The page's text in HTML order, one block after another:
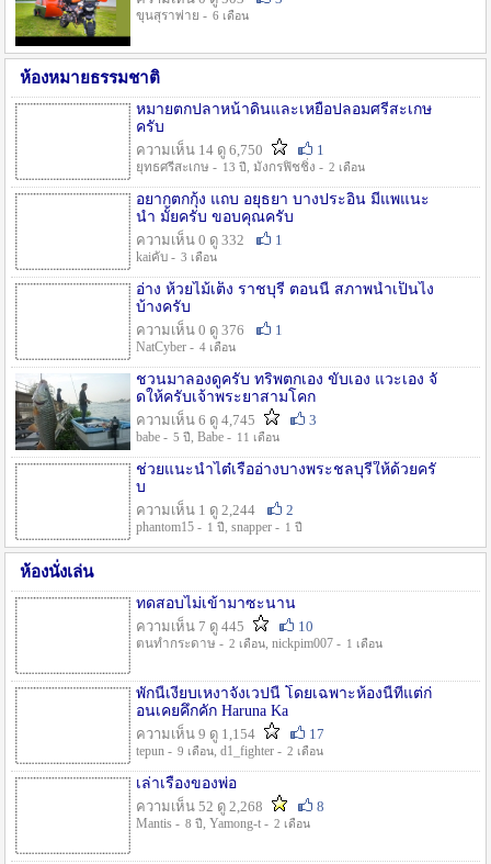
ขุนสุราพ่าย - 6 เดือน
ห้องหมายธรรมชาติ
หมายตกปลาหน้าดินและเหยื่อปลอมศรีสะเกษ
ครับ
ความเห็น 14 ดู 6,750
1
ยุทธศรีสะเกษ - 13 ปี , มังกรฟิชชิ่ง - 2 เดือน
อยากตกกุ้ง แถบ อยุธยา บางประอิน มีแพแนะ
นำ มั้ยครับ ขอบคุณครับ
ความเห็น 0 ดู 332
1
kaiคับ - 3 เดือน
อ่าง ห้วยไม้เต็ง ราชบุรี ตอนนี้ สภาพน้ำเป็นไง
บ้างครับ
ความเห็น 0 ดู 376
1
NatCyber - 4 เดือน
ชวนมาลองดูครับ ทริพตกเอง ขับเอง แวะเอง จั
ดให้ครับเจ้าพระยาสามโคก
ความเห็น 6 ดู 4,745
3
babe - 5 ปี , Babe - 11 เดือน
ช่วยแนะนำไต๋เรืออ่างบางพระชลบุรีให้ด้วยครั
บ
ความเห็น 1 ดู 2,244
2
phantom15 - 1 ปี , snapper - 1 ปี
ห้องนั่งเล่น
ทดสอบไม่เข้ามาซะนาน
ความเห็น 7 ดู 445
10
ตนทำกระดาษ - 2 เดือน, nickpim007 - 1 เดือน
พักนี้เงียบเหงาจังเวปนี้ โดยเฉพาะห้องนี้ที่แต่ก่
อนเคยคึกคัก Haruna Ka
ความเห็น 9 ดู 1,154
17
tepun - 9 เดือน, d1_fighter - 2 เดือน
เล่าเรื่องของพ่อ
ความเห็น 52 ดู 2,268
8
Mantis - 8 ปี , Yamong-t - 2 เดือน